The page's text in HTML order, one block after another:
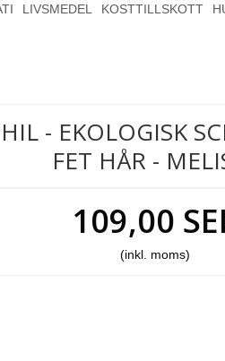
LIVSMEDEL KOSTTILLSKOTT
- EKOLOGISK
FET HÅR -
109,00
(inkl. moms)